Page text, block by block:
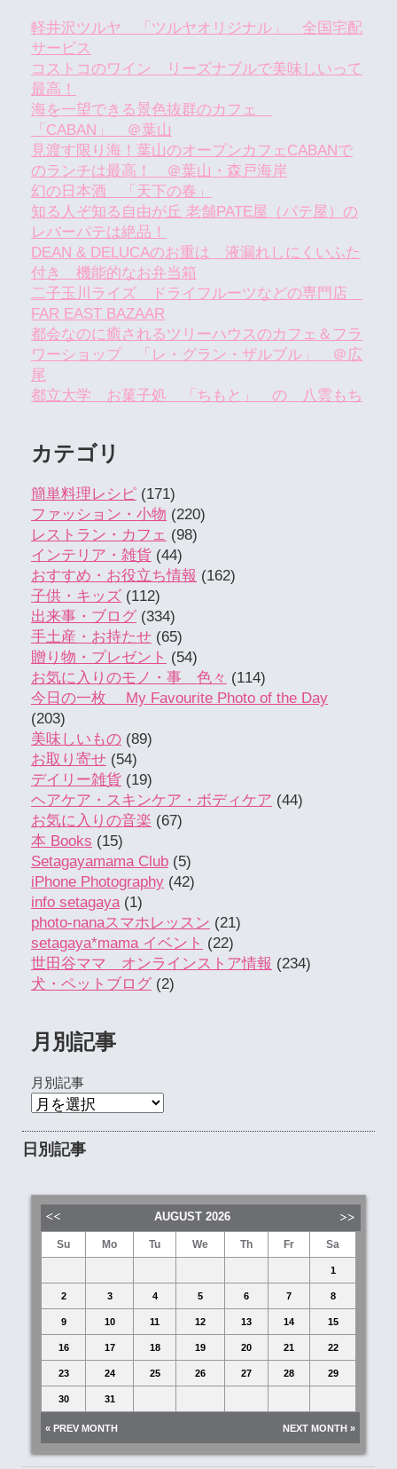
軽井沢ツルヤ 「ツルヤオリジナル」 全国宅配
サービス
コストコのワイン リーズナブルで美味しいって
最高！
海を一望できる景色抜群のカフェ
「CABAN」 ＠葉山
見渡す限り海！葉山のオープンカフェCABANで
のランチは最高！ ＠葉山・森戸海岸
幻の日本酒 「天下の春」
知る人ぞ知る自由が丘 老舗PATE屋（パテ屋）の
レバーパテは絶品！
DEAN & DELUCAのお重は 液漏れしにくいふた
付き 機能的なお弁当箱
二子玉川ライズ ドライフルーツなどの専門店
FAR EAST BAZAAR
都会なのに癒されるツリーハウスのカフェ＆フラ
ワーショップ 「レ・グラン・ザルブル」 ＠広
尾
都立大学 お菓子処 「ちもと」 の 八雲もち
カテゴリ
簡単料理レシピ (171)
ファッション・小物 (220)
レストラン・カフェ (98)
インテリア・雑貨 (44)
おすすめ・お役立ち情報 (162)
子供・キッズ (112)
出来事・ブログ (334)
手土産・お持たせ (65)
贈り物・プレゼント (54)
お気に入りのモノ・事 色々 (114)
今日の一枚 My Favourite Photo of the Day
(203)
美味しいもの (89)
お取り寄せ (54)
デイリー雑貨 (19)
ヘアケア・スキンケア・ボディケア (44)
お気に入りの音楽 (67)
本 Books (15)
Setagayamama Club (5)
iPhone Photography (42)
info setagaya (1)
photo-nanaスマホレッスン (21)
setagaya*mama イベント (22)
世田谷ママ オンラインストア情報 (234)
犬・ペットブログ (2)
月別記事
月別記事
日別記事
AUGUST 2026
Su Mo Tu We Th Fr Sa
1
2 3 4 5 6 7 8
9 10 11 12 13 14 15
16 17 18 19 20 21 22
23 24 25 26 27 28 29
30 31
« PREV MONTH NEXT MONTH »